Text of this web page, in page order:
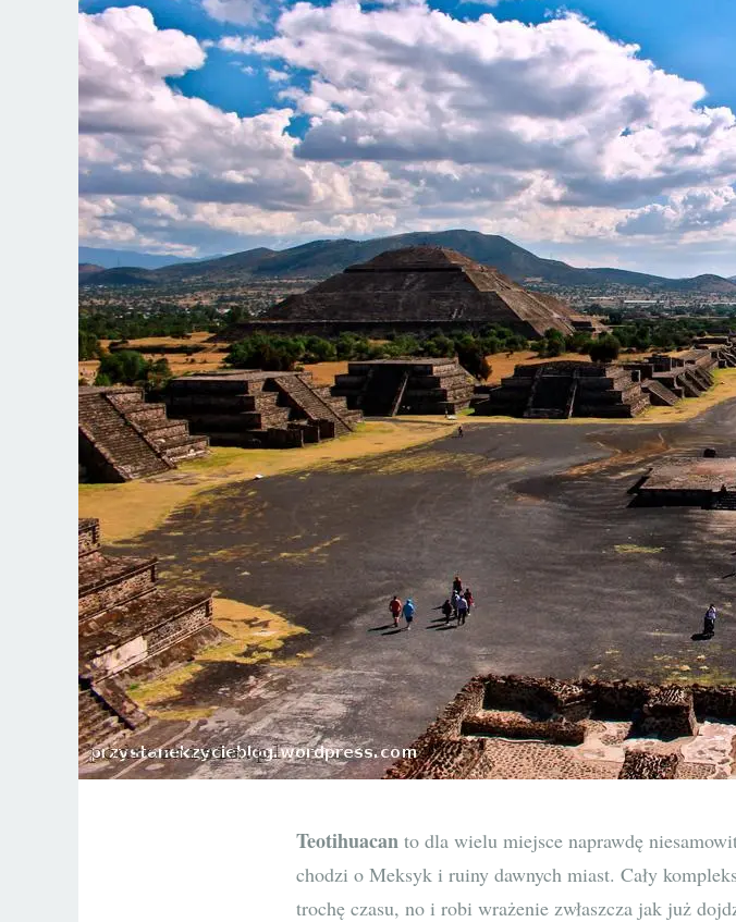
Teotihuacan to dla wielu miejsce naprawdę
chodzi o Meksyk i ruiny dawnych miast. Cały
trochę czasu, no i robi wrażenie zwłaszcza jak już